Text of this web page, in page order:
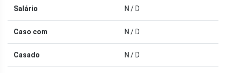
Salário N / D
Caso com N / D
Casado N / D